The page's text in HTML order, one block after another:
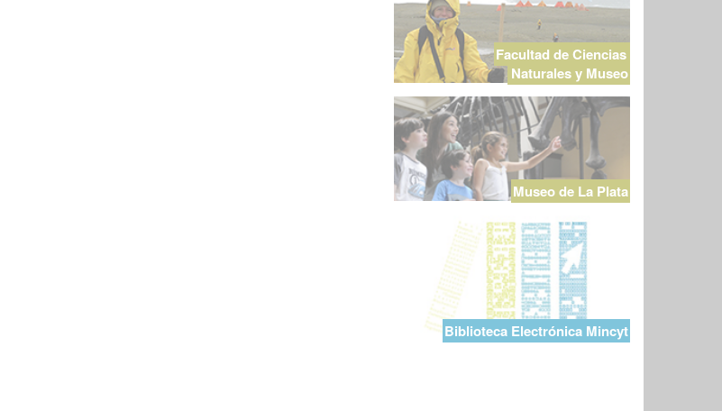
Facultad de Ciencias
Naturales y Museo
Museo de La Plata
Biblioteca Electrónica Mincyt